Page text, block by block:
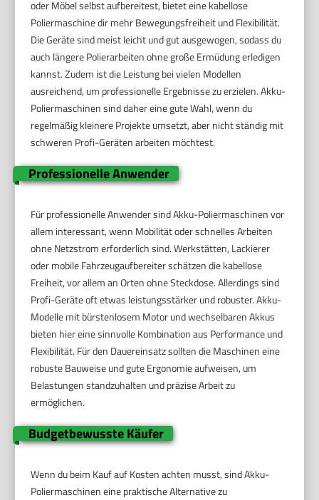
oder Möbel selbst aufbereitest, bietet eine kabellose
Poliermaschine dir mehr Bewegungsfreiheit und Flexibilität.
Die Geräte sind meist leicht und gut ausgewogen, sodass du
auch längere Polierarbeiten ohne große Ermüdung erledigen
kannst. Zudem ist die Leistung bei vielen Modellen
ausreichend, um professionelle Ergebnisse zu erzielen. Akku-
Poliermaschinen sind daher eine gute Wahl, wenn du
regelmäßig kleinere Projekte umsetzt, aber nicht ständig mit
schweren Profi-Geräten arbeiten möchtest.
Professionelle Anwender
Für professionelle Anwender sind Akku-Poliermaschinen vor
allem interessant, wenn Mobilität oder schnelles Arbeiten
ohne Netzstrom erforderlich sind. Werkstätten, Lackierer
oder mobile Fahrzeugaufbereiter schätzen die kabellose
Freiheit, vor allem an Orten ohne Steckdose. Allerdings sind
Profi-Geräte oft etwas leistungsstärker und robuster. Akku-
Modelle mit bürstenlosem Motor und wechselbaren Akkus
bieten hier eine sinnvolle Kombination aus Performance und
Flexibilität. Für den Dauereinsatz sollten die Maschinen eine
robuste Bauweise und gute Ergonomie aufweisen, um
Belastungen standzuhalten und präzise Arbeit zu
ermöglichen.
Budgetbewusste Käufer
Wenn du beim Kauf auf Kosten achten musst, sind Akku-
Poliermaschinen eine praktische Alternative zu